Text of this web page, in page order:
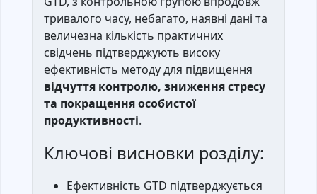
тривалого часу, небагато, наявні дані та
величезна кількість практичних
свідчень підтверджують високу
ефективність методу для підвищення
відчуття контролю, зниження стресу
та покращення особистої
продуктивності.
Ключові висновки розділу:
Ефективність GTD підтверджується